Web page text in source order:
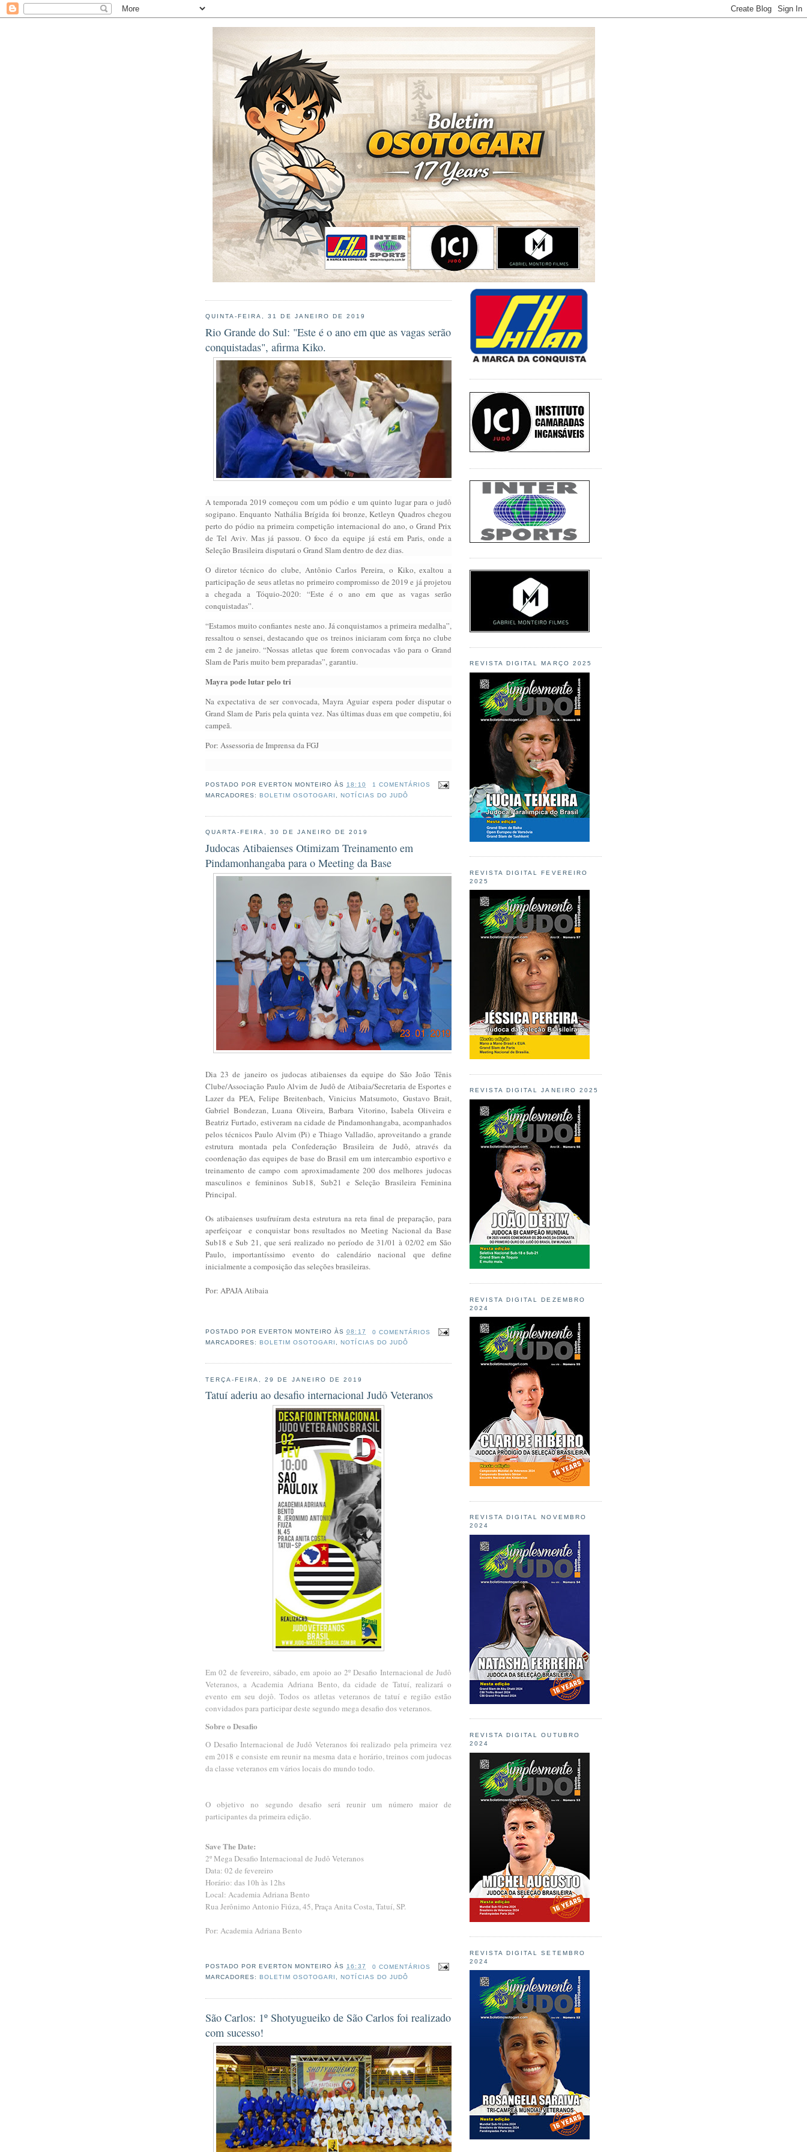
QUINTA-FEIRA, 31 DE JANEIRO DE 2019
Rio Grande do Sul: "Este é o ano em que as vagas serão
conquistadas", afirma Kiko.
A temporada 2019 começou com um pódio e um quinto lugar para o judô
sogipano. Enquanto Nathália Brígida foi bronze, Ketleyn Quadros chegou
perto do pódio na primeira competição internacional do ano, o Grand Prix
de Tel Aviv. Mas já passou. O foco da equipe já está em Paris, onde a
Seleção Brasileira disputará o Grand Slam dentro de dez dias.
O diretor técnico do clube, Antônio Carlos Pereira, o Kiko, exaltou a
participação de seus atletas no primeiro compromisso de 2019 e já projetou
a chegada a Tóquio-2020: “Este é o ano em que as vagas serão
conquistadas”.
“Estamos muito confiantes neste ano. Já conquistamos a primeira medalha”,
ressaltou o sensei, destacando que os treinos iniciaram com força no clube
em 2 de janeiro. “Nossas atletas que forem convocadas vão para o Grand
Slam de Paris muito bem preparadas”, garantiu.
Mayra pode lutar pelo tri
Na expectativa de ser convocada, Mayra Aguiar espera poder disputar o
Grand Slam de Paris pela quinta vez. Nas últimas duas em que competiu, foi
campeã.
Por: Assessoria de Imprensa da FGJ
POSTADO POREVERTON MONTEIRO ÀS 18:10
1 COMENTÁRIOS
MARCADORES:BOLETIM OSOTOGARI ,NOTÍCIAS DO JUDÔ
QUARTA-FEIRA, 30 DE JANEIRO DE 2019
Judocas Atibaienses Otimizam Treinamento em
Pindamonhangaba para o Meeting da Base
Dia 23 de janeiro os judocas atibaienses da equipe do São João Tênis
Clube/Associação Paulo Alvim de Judô de Atibaia/Secretaria de Esportes e
Lazer da PEA, Felipe Breitenbach, Vinicius Matsumoto, Gustavo Brait,
Gabriel Bondezan, Luana Oliveira, Barbara Vitorino, Isabela Oliveira e
Beatriz Furtado, estiveram na cidade de Pindamonhangaba, acompanhados
pelos técnicos Paulo Alvim (Pi) e Thiago Valladão, aproveitando a grande
estrutura montada pela Confederação Brasileira de Judô, através da
coordenação das equipes de base do Brasil em um intercambio esportivo e
treinamento de campo com aproximadamente 200 dos melhores judocas
masculinos e femininos Sub18, Sub21 e Seleção Brasileira Feminina
Principal.
Os atibaienses usufruíram desta estrutura na reta final de preparação, para
aperfeiçoar e conquistar bons resultados no Meeting Nacional da Base
Sub18 e Sub 21, que será realizado no período de 31/01 à 02/02 em São
Paulo, importantíssimo evento do calendário nacional que define
inicialmente a composição das seleções brasileiras.
Por: APAJA Atibaia
POSTADO POR EVERTON MONTEIRO ÀS08:17
0 COMENTÁRIOS
MARCADORES:BOLETIM OSOTOGARI ,NOTÍCIAS DO JUDÔ
TERÇA-FEIRA, 29 DE JANEIRO DE 2019
Tatuí aderiu ao desafio internacional Judô Veteranos
Em 02 de fevereiro, sábado, em apoio ao 2º Desafio Internacional de Judô
Veteranos, a Academia Adriana Bento, da cidade de Tatuí, realizará o
evento em seu dojô. Todos os atletas veteranos de tatuí e região estão
convidados para participar deste segundo mega desafio dos veteranos.
Sobre o Desafio
O Desafio Internacional de Judô Veteranos foi realizado pela primeira vez
em 2018 e consiste em reunir na mesma data e horário, treinos com judocas
da classe veteranos em vários locais do mundo todo.
O objetivo no segundo desafio será reunir um número maior de
participantes da primeira edição.
Save The Date:
2º Mega Desafio Internacional de Judô Veteranos
Data: 02 de fevereiro
Horário: das 10h às 12hs
Local: Academia Adriana Bento
Rua Jerônimo Antonio Fiúza, 45, Praça Anita Costa, Tatuí, SP.
Por: Academia Adriana Bento
POSTADO POR EVERTON MONTEIRO ÀS16:37
0 COMENTÁRIOS
MARCADORES: BOLETIM OSOTOGARI , NOTÍCIAS DO JUDÔ
São Carlos: 1º Shotyugueiko de São Carlos foi realizado
com sucesso!
REVISTA DIGITAL MARÇO 2025
REVISTA DIGITAL FEVEREIRO
2025
REVISTA DIGITAL JANEIRO 2025
REVISTA DIGITAL DEZEMBRO
2024
REVISTA DIGITAL NOVEMBRO
2024
REVISTA DIGITAL OUTUBRO
2024
REVISTA DIGITAL SETEMBRO
2024